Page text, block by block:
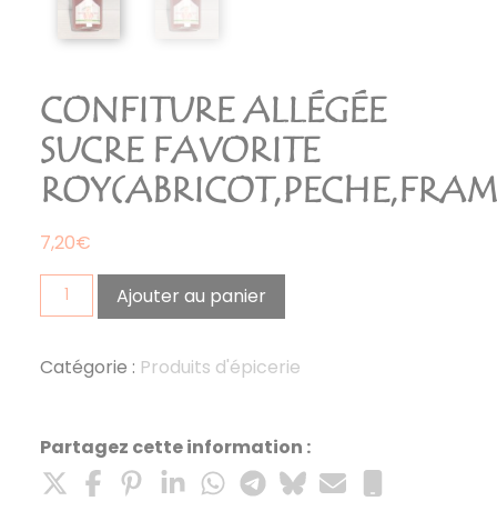
CONFITURE ALLÉGÉE
SUCRE FAVORITE
7,20€
quantité
de
allégée
roy(abricot,peche,framboise)
Ajouter au panier
Catégorie : Produits d'épicerie
Partagez cette information :